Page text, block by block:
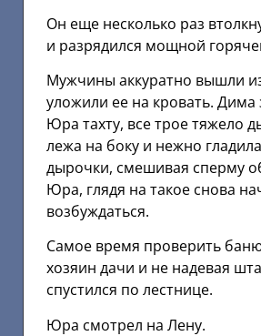
Он еще несколько раз
и разрядился мощной
Мужчины аккуратно вышли
уложили ее на кровать. Дима
Юра тахту, все трое тяжело
лежа на боку и нежно
дырочки, смешивая сперму
Юра, глядя на такое снова
возбуждаться.
Самое время проверить
хозяин дачи и не надевая
спустился по лестнице.
Юра смотрел на Лену.